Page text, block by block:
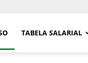
TABELA SALARIAL